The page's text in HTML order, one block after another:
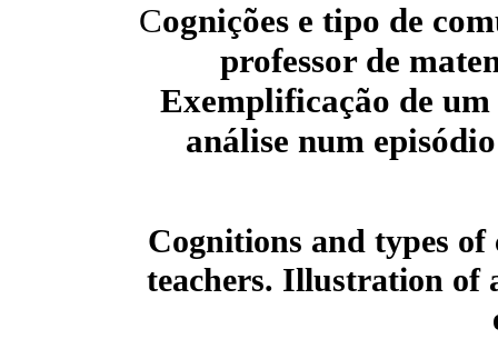
Cognições e tipo de
professor de
Exemplificação de um
análise num
Cognitions and types
teachers. Illustration of